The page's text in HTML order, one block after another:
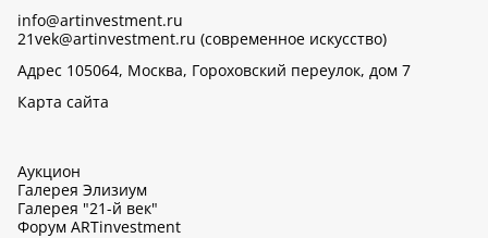
info@artinvestment.ru
21vek@artinvestment.ru (современное искусство)
Адрес 105064, Москва, Гороховский переулок, дом 7
Карта сайта
Аукцион
Галерея Элизиум
Галерея "21-й век"
Форум ARTinvestment